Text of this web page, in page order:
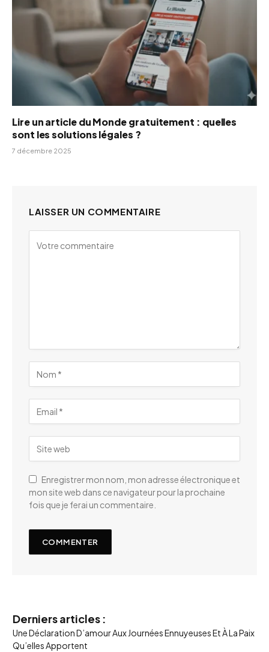
Lire un article du Monde gratuitement : quelles
sont les solutions légales ?
7 décembre 2025
LAISSER UN COMMENTAIRE
Enregistrer mon nom, mon adresse électronique et
mon site web dans ce navigateur pour la prochaine
fois que je ferai un commentaire.
Derniers articles :
Une Déclaration D’amour Aux Journées Ennuyeuses Et À La Paix
Qu’elles Apportent